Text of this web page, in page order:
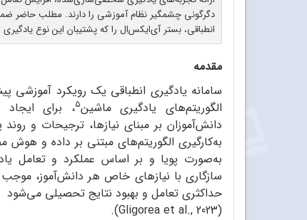
دگرگونی چشمگیر نظام آموزشی را دارند. مطلب حاضر
انطباقی، بستر آی‌ایکس‌اِل را که پشتیبان این نوع
مقدمه
سامانه یادگیری انطباقی یک رویکرد آموزشی
الگوریتم‌های یادگیری ماشین۵، برای
دانش‌آموزان بر مبنای نیازها، ترجیحات و
به‌کارگیری الگوریتم‌های مبتنی بر داده و
به‌صورت پویا و بر اساس عملکرد و تعامل
سازگاری با نیازهای خاص هر دانش‌آموز، موجب
حداکثری تعامل و بهبود نتایج تحصیلی می‌شود
(Gligorea et al., 2023).